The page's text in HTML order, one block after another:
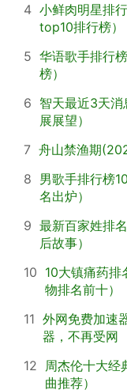
4 小鲜肉明星排
top10排行榜）
5 华语歌手排行
榜）
6 智天最近3天
展展望）
7 舟山禁渔期
8 男歌手排行榜
名出炉）
9 最新百家姓排
后故事）
10 10大镇痛药排
物排名前十）
11 外网免费加速
器，不再受网
12
周杰伦十大经
曲推荐）